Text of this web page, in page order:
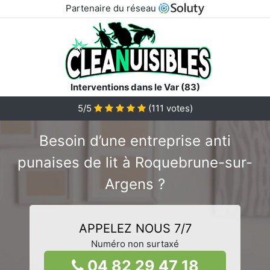
Partenaire du réseau
Interventions dans le Var (83)
5/5
(111 votes)
Besoin d’une entreprise anti
punaises de lit à Roquebrune-sur-
Argens ?
APPELEZ NOUS 7/7
Numéro non surtaxé
04 82 29 47 18